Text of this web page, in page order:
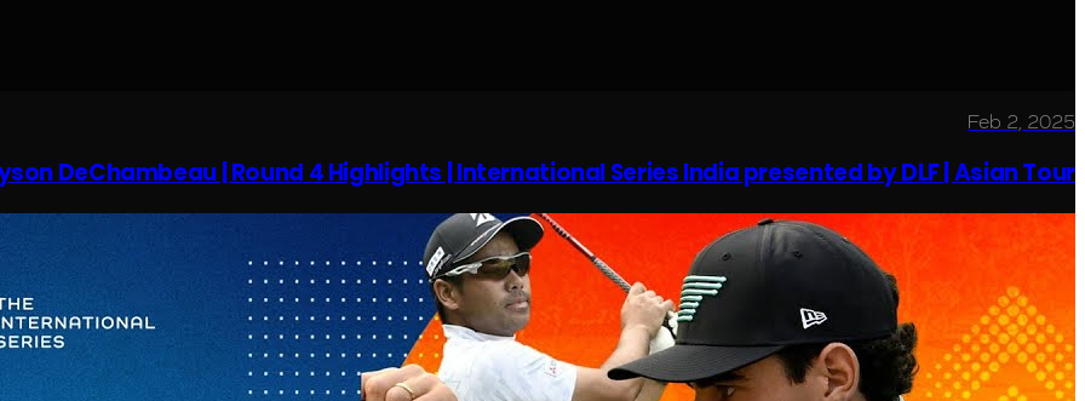
Feb 2, 2025
DeChambeau | Round 4 Highlights | International Series India presented by DLF | Asian Tour